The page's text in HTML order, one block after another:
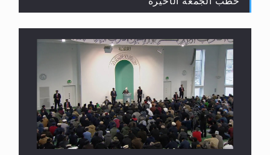
القرآن قاضٍ وحكمٌ على السنة ومهيمنٌ عليها.. ليس
العكس